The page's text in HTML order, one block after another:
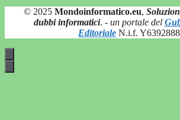
© 2025 Mondoinformatico.eu,
dubbi informatici. - un portale del
Editoriale N.i.f.